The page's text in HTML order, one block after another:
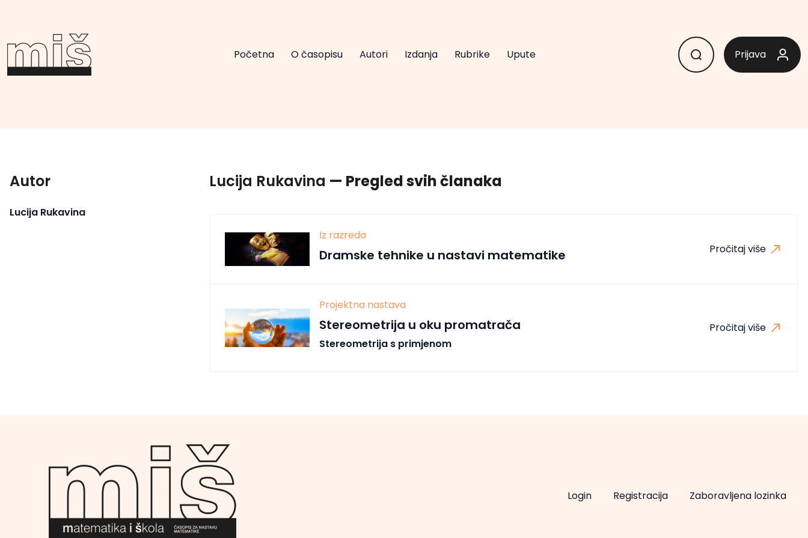
Početna O časopisu Autori Izdanja Rubrike Upute Prijava
Autor
Lucija Rukavina
Lucija Rukavina — Pregled svih članaka
Iz razreda
Dramske tehnike u nastavi matematike Pročitaj više
Projektna nastava
Stereometrija u oku promatrača
Stereometrija s primjenom
Pročitaj više
Login Registracija Zaboravljena lozinka